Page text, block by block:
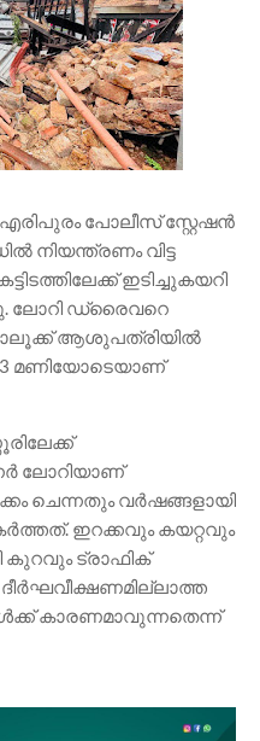
എരിപുരം പോലീസ് സ്റ്റേഷൻ
നിയന്ത്രണം വിട്ട
ഇടിച്ചുകയറി
ലോറി ഡ്രൈവറെ
ആശുപത്രിയിൽ
3 മണിയോടെയാണ്
ലോറിയാണ്
ചെന്നതും വർഷങ്ങളായി
ഇറക്കവും കയറ്റവും
ട്രാഫിക്
കാരണമാവുന്നതെന്ന്